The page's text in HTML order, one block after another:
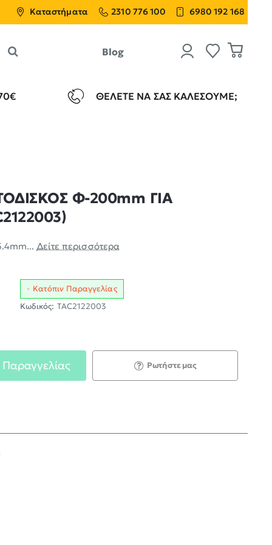
Καταστήματα 2310 776 100 6980 192 168
Blog
ΘΈΛΕΤΕ ΝΑ ΣΑΣ ΚΑΛΈΣΟΥΜΕ;
Φ-200mm ΓΙΑ
Δείτε περισσότερα
Κατόπιν Παραγγελίας
Κωδικός: TAC2122003
Παραγγελίας Ρωτήστε μας